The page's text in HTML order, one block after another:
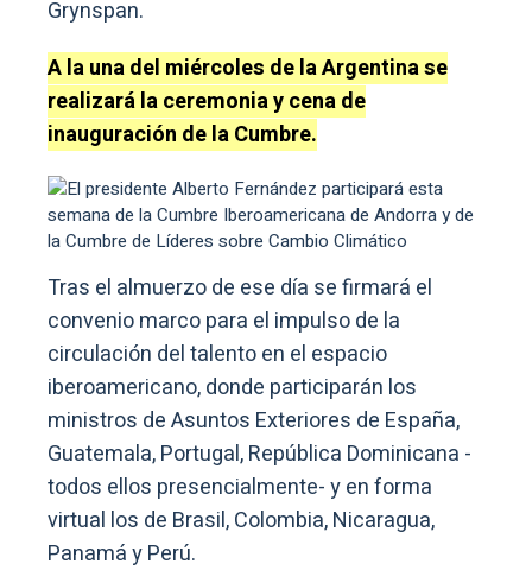
Grynspan.
A la una del miércoles de la Argentina se
realizará la ceremonia y cena de
inauguración de la Cumbre.
Tras el almuerzo de ese día se firmará el
convenio marco para el impulso de la
circulación del talento en el espacio
iberoamericano, donde participarán los
ministros de Asuntos Exteriores de España,
Guatemala, Portugal, República Dominicana -
todos ellos presencialmente- y en forma
virtual los de Brasil, Colombia, Nicaragua,
Panamá y Perú.